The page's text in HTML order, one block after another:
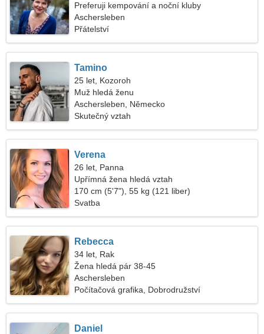
Preferuji kempování a noční kluby
Aschersleben
Přátelství
Tamino
25 let, Kozoroh
Muž hledá ženu
Aschersleben, Německo
Skutečný vztah
Verena
26 let, Panna
Upřímná žena hledá vztah
170 cm (5'7"), 55 kg (121 liber)
Svatba
Rebecca
34 let, Rak
Žena hledá pár 38-45
Aschersleben
Počítačová grafika, Dobrodružství
Daniel